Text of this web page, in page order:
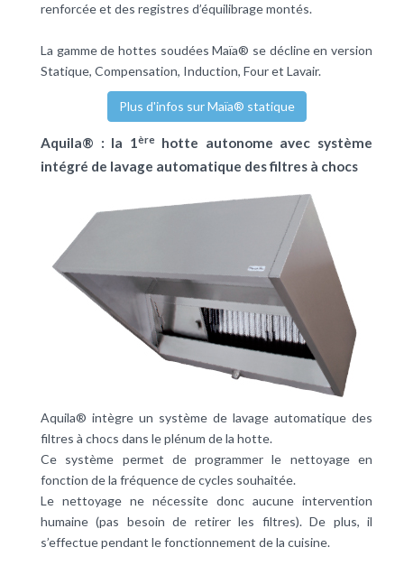
renforcée et des registres d’équilibrage montés.
La gamme de hottes soudées Maïa® se décline en version
Statique, Compensation, Induction, Four et Lavair.
Plus d'infos sur Maïa® statique
Aquila® : la 1èrehotte autonome avec système
intégré de lavage automatique des filtres à chocs
Aquila® intègre un système de lavage automatique des
filtres à chocs dans le plénum de la hotte.
Ce système permet de programmer le nettoyage en
fonction de la fréquence de cycles souhaitée.
Le nettoyage ne nécessite donc aucune intervention
humaine (pas besoin de retirer les filtres). De plus, il
s’effectue pendant le fonctionnement de la cuisine.